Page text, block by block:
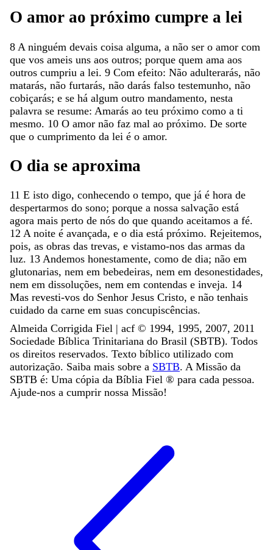
O amor ao próximo cumpre a lei
8 A ninguém devais coisa alguma, a não ser o amor com
que vos ameis uns aos outros; porque quem ama aos
outros cumpriu a lei. 9 Com efeito: Não adulterarás, não
matarás, não furtarás, não darás falso testemunho, não
cobiçarás; e se há algum outro mandamento, nesta
palavra se resume: Amarás ao teu próximo como a ti
mesmo. 10 O amor não faz mal ao próximo. De sorte
que o cumprimento da lei é o amor.
O dia se aproxima
11 E isto digo, conhecendo o tempo, que já é hora de
despertarmos do sono; porque a nossa salvação está
agora mais perto de nós do que quando aceitamos a fé.
12 A noite é avançada, e o dia está próximo. Rejeitemos,
pois, as obras das trevas, e vistamo-nos das armas da
luz. 13 Andemos honestamente, como de dia; não em
glutonarias, nem em bebedeiras, nem em desonestidades,
nem em dissoluções, nem em contendas e inveja. 14
Mas revesti-vos do Senhor Jesus Cristo, e não tenhais
cuidado da carne em suas concupiscências.
Almeida Corrigida Fiel | acf ©️ 1994, 1995, 2007, 2011
Sociedade Bíblica Trinitariana do Brasil (SBTB). Todos
os direitos reservados. Texto bíblico utilizado com
autorização. Saiba mais sobre a SBTB. A Missão da
SBTB é: Uma cópia da Bíblia Fiel ®️ para cada pessoa.
Ajude-nos a cumprir nossa Missão!